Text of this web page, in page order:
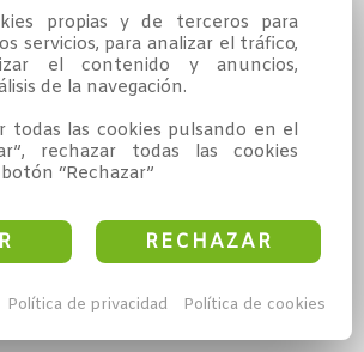
propias y de terceros para
servicios, para analizar el tráfico,
el contenido y anuncios,
de la navegación.
todas las cookies pulsando en el
rechazar todas las cookies
“Rechazar”
RECHAZAR
Política de privacidad Política de cookies